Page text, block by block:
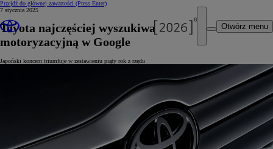
Przejdź do głównej zawartości (Press Enter)
Otwórz menu
7 stycznia 2025
Toyota najczęściej wyszukiwaną marką
motoryzacyjną w Google
Japoński koncern triumfuje w zestawieniu piąty rok z rzędu